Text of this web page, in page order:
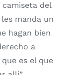
del
manda un
hagan bien
a
es el que